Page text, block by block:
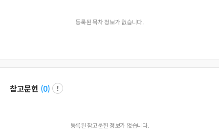
등록된 목차 정보가 없습니다.
참고문헌 (0)
등록된 참고문헌 정보가 없습니다.